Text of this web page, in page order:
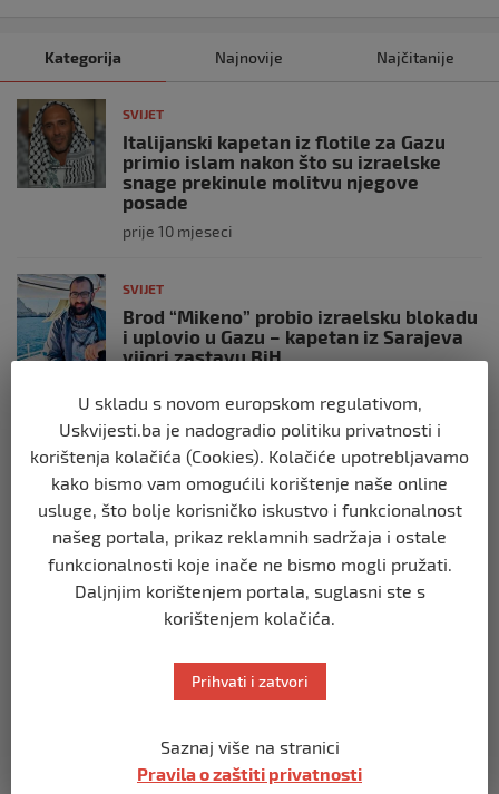
Kategorija Najnovije Najčitanije
SVIJET
Italijanski kapetan iz flotile za Gazu
primio islam nakon što su izraelske
snage prekinule molitvu njegove
posade
prije 10 mjeseci
SVIJET
Brod “Mikeno” probio izraelsku blokadu
i uplovio u Gazu – kapetan iz Sarajeva
vijori zastavu BiH
Opsadno stanje u Münchenu, odjeknulo
nekoliko eksplozija: Ima žrtava,
policijske snage na terenu
prije 10 mjeseci
SVIJET
Putin: Spremni smo vojno uzvratiti
prije 11 mjeseci
Papa Lav XIV izjavio da je situacija vrlo
ozbiljna nakon izraelskog napada na
U skladu s novom europskom regulativom,
Uskvijesti.ba je nadogradio politiku privatnosti i
korištenja kolačića (Cookies). Kolačiće upotrebljavamo
kako bismo vam omogućili korištenje naše online
usluge, što bolje korisničko iskustvo i funkcionalnost
našeg portala, prikaz reklamnih sadržaja i ostale
funkcionalnosti koje inače ne bismo mogli pružati.
Daljnjim korištenjem portala, suglasni ste s
korištenjem kolačića.
Prihvati i zatvori
Saznaj više na stranici
Pravila o zaštiti privatnosti